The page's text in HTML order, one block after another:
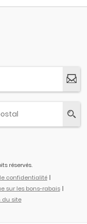
réservés.
confidentialité
sur les bons-rabais
du site